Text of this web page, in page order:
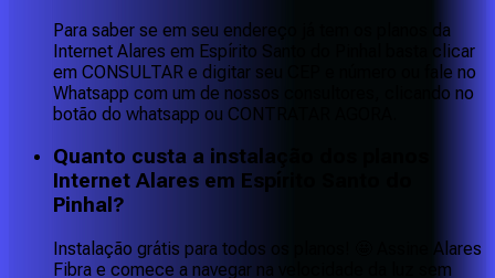
Para saber se em seu endereço já tem os planos da
Internet Alares em Espírito Santo do Pinhal basta clicar
em CONSULTAR e digitar seu CEP e número ou fale no
Whatsapp com um de nossos consultores, clicando no
botão do whatsapp ou CONTRATAR AGORA.
Quanto custa a instalação dos planos
Internet Alares em Espírito Santo do
Pinhal?
Instalação grátis para todos os planos! 🤩 Assine Alares
Fibra e comece a navegar na velocidade da luz sem